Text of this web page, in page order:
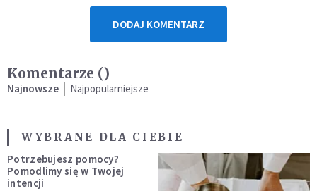
DODAJ KOMENTARZ
Komentarze ()
Najnowsze Najpopularniejsze
WYBRANE DLA CIEBIE
Potrzebujesz pomocy?
Pomodlimy się w Twojej
intencji